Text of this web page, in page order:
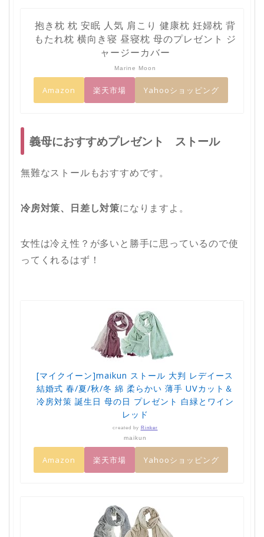
抱き枕 枕 安眠 人気 肩こり 健康枕 妊婦枕 背
もたれ枕 横向き寝 昼寝枕 母のプレゼント ジ
ャージーカバー
Marine Moon
Amazon 楽天市場 Yahooショッピング
義母におすすめプレゼント ストール
無難なストールもおすすめです。
冷房対策、日差し対策になりますよ。
女性は冷え性？が多いと勝手に思っているので使
ってくれるはず！
[マイクイーン]maikun ストール 大判 レデイース
結婚式 春/夏/秋/冬 綿 柔らかい 薄手 UVカット＆
冷房対策 誕生日 母の日 プレゼント 白緑とワイン
レッド
created by Rinker
maikun
Amazon 楽天市場 Yahooショッピング